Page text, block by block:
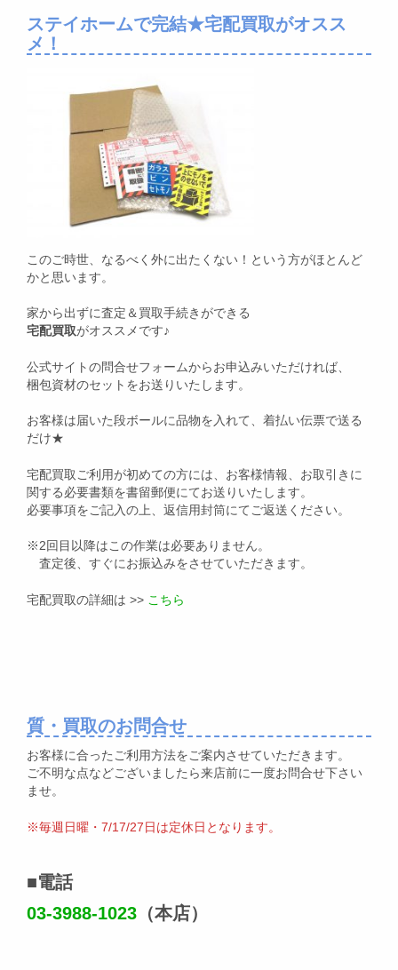
ステイホームで完結★宅配買取がオスス
メ！
このご時世、なるべく外に出たくない！という方がほとんど
かと思います。
家から出ずに査定＆買取手続きができる
宅配買取がオススメです♪
公式サイトの問合せフォームからお申込みいただければ、
梱包資材のセットをお送りいたします。
お客様は届いた段ボールに品物を入れて、着払い伝票で送る
だけ★
宅配買取ご利用が初めての方には、お客様情報、お取引きに
関する必要書類を書留郵便にてお送りいたします。
必要事項をご記入の上、返信用封筒にてご返送ください。
※2回目以降はこの作業は必要ありません。
査定後、すぐにお振込みをさせていただきます。
宅配買取の詳細は >> こちら
質・買取のお問合せ
お客様に合ったご利用方法をご案内させていただきます。
ご不明な点などございましたら来店前に一度お問合せ下さい
ませ。
※毎週日曜・7/17/27日は定休日となります。
■電話
03-3988-1023 （本店）